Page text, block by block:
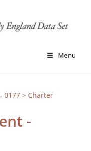
Menu
0177> Charter
-